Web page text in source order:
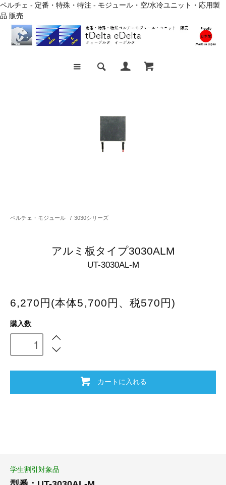
ペルチェ - 定番・特殊・特注 - モジュール・空/水冷ユニット・応用製
品 販売
ペルチェ・モジュール / 3030シリーズ
アルミ板タイプ3030ALM
UT-3030AL-M
6,270円(本体5,700円、税570円)
購入数
カートに入れる
学生割引対象品